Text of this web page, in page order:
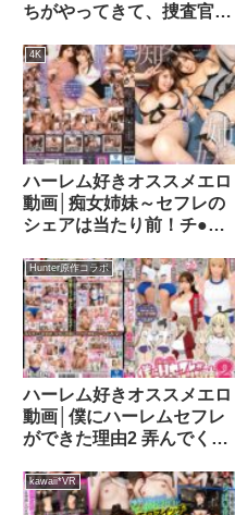
ちがやってきて、捜査官シ
OP尋問でずっぽし抜かれ
まくった。 葵百合香 真木
今日子 優梨まいな
hntrz00008
4K
ハーレム好きオススメエロ
動画│痴女姉妹～セフレの
シェアは当たり前！チ●ポ
巧なハーレム痴女プレイ！
～agav00042
Hunter原作コラボ
ハーレム好きオススメエロ
動画│僕にハーレムセフレ
ができた理由2 弄んでくれ
禁】指令-実写版- 美園和花
水原みその 姫咲はな 宝田
kawaii*VR